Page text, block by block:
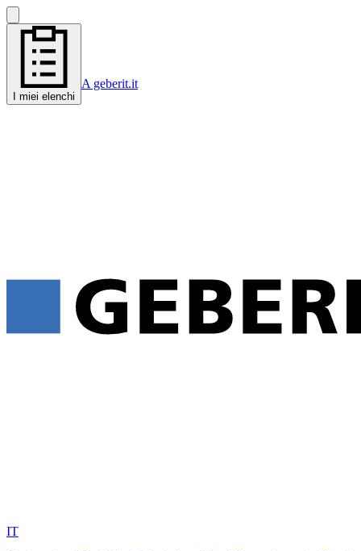
I miei elenchi
A geberit.it
IT